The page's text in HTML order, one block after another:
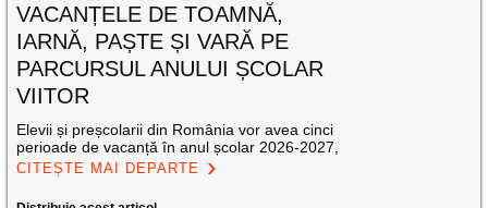
VACANȚELE DE TOAMNĂ,
IARNĂ, PAȘTE ȘI VARĂ PE
PARCURSUL ANULUI ȘCOLAR
VIITOR
Elevii și preșcolarii din România vor avea cinci
perioade de vacanță în anul școlar 2026-2027,
CITEȘTE MAI DEPARTE